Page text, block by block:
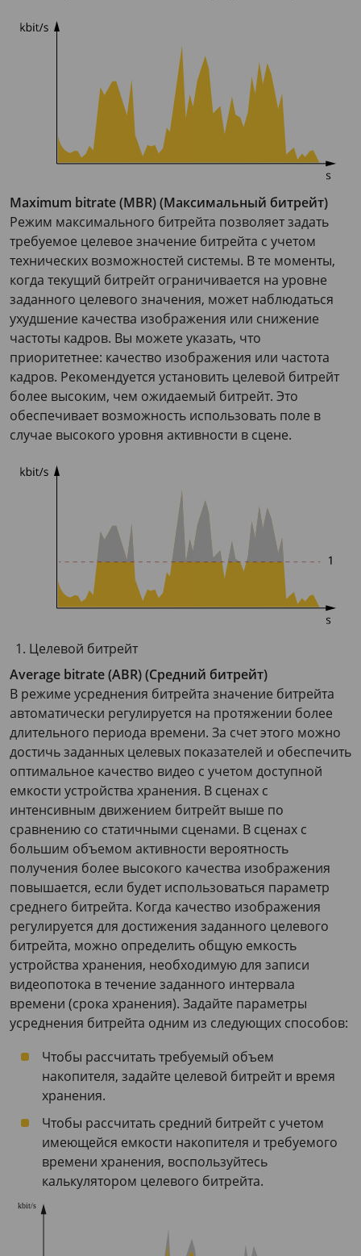
Maximum bitrate (MBR) (Максимальный битрейт)
Режим максимального битрейта позволяет задать
требуемое целевое значение битрейта с учетом
технических возможностей системы. В те моменты,
когда текущий битрейт ограничивается на уровне
заданного целевого значения, может наблюдаться
ухудшение качества изображения или снижение
частоты кадров. Вы можете указать, что
приоритетнее: качество изображения или частота
кадров. Рекомендуется установить целевой битрейт
более высоким, чем ожидаемый битрейт. Это
обеспечивает возможность использовать поле в
случае высокого уровня активности в сцене.
Целевой битрейт
Average bitrate (ABR) (Средний битрейт)
В режиме усреднения битрейта значение битрейта
автоматически регулируется на протяжении более
длительного периода времени. За счет этого можно
достичь заданных целевых показателей и обеспечить
оптимальное качество видео с учетом доступной
емкости устройства хранения. В сценах с
интенсивным движением битрейт выше по
сравнению со статичными сценами. В сценах с
большим объемом активности вероятность
получения более высокого качества изображения
повышается, если будет использоваться параметр
среднего битрейта. Когда качество изображения
регулируется для достижения заданного целевого
битрейта, можно определить общую емкость
устройства хранения, необходимую для записи
видеопотока в течение заданного интервала
времени (срока хранения). Задайте параметры
усреднения битрейта одним из следующих способов:
Чтобы рассчитать требуемый объем
накопителя, задайте целевой битрейт и время
хранения.
Чтобы рассчитать средний битрейт с учетом
имеющейся емкости накопителя и требуемого
времени хранения, воспользуйтесь
калькулятором целевого битрейта.